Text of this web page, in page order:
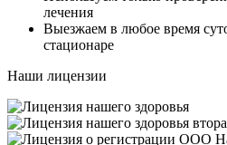
лечения
Выезжаем в любое время
стационаре
Наши лицензии